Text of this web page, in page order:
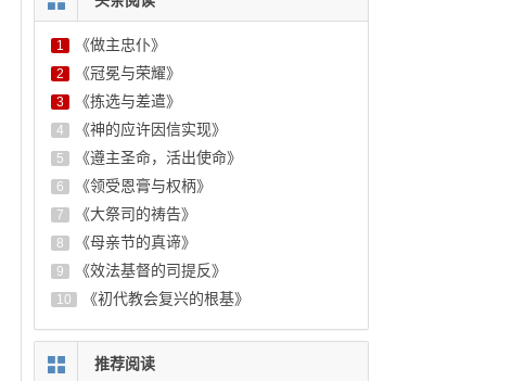
1 《做主忠仆》
2 《冠冕与荣耀》
3 《拣选与差遣》
4 《神的应许因信实现》
5 《遵主圣命，活出使命》
6 《领受恩膏与权柄》
7 《大祭司的祷告》
8 《母亲节的真谛》
9 《效法基督的司提反》
10 《初代教会复兴的根基》
推荐阅读